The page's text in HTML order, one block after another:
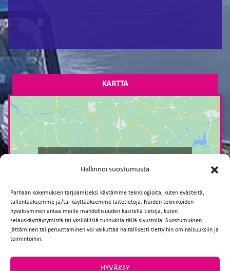
Hallinnoi suostumusta
Parhaan kokemuksen tarjoamiseksi käytämme teknologioita, kuten evästeitä,
tallentaaksemme ja/tai käyttääksemme laitetietoja. Näiden tekniikoiden
hyväksyminen antaa meille mahdollisuuden käsitellä tietoja, kuten
selauskäyttäytymistä tai yksilöllisiä tunnuksia tällä sivustolla. Suostumuksen
jättäminen tai peruuttaminen voi vaikuttaa haitallisesti tiettyihin ominaisuuksiin ja
toimintoihin.
HYVÄKSY
KARTTA
markkinointievästeet ja ottaaksesi tämän